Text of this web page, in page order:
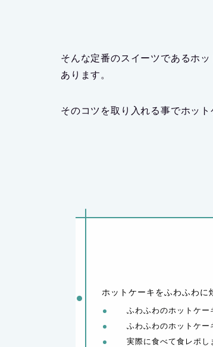
そんな定番のスイーツであるホ
あります。
そのコツを取り入れる事でホッ
ホットケーキをふわふわに
ふわふわのホットケー
ふわふわのホットケー
実際に食べて食レポし